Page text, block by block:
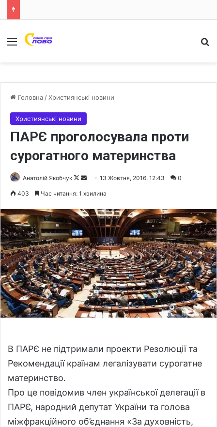
Меню
Головна /Християнські новини
Християнські новини
ПАРЄ проголосувала проти
сурогатного материнства
Анатолій Якобчук
F
l
o
w
o
n
X
d
a
n
e
m
a
i
l
13 Жовтня, 2016, 12:43 0
403 Час читання: 1 хвилина
В ПАРЄ не підтримали проекти Резолюції та
Рекомендації країнам легалізувати сурогатне
материнство.
Про це повідомив член української делегації в
ПАРЄ, народний депутат України та голова
міжфракційного об’єднання «За духовність,